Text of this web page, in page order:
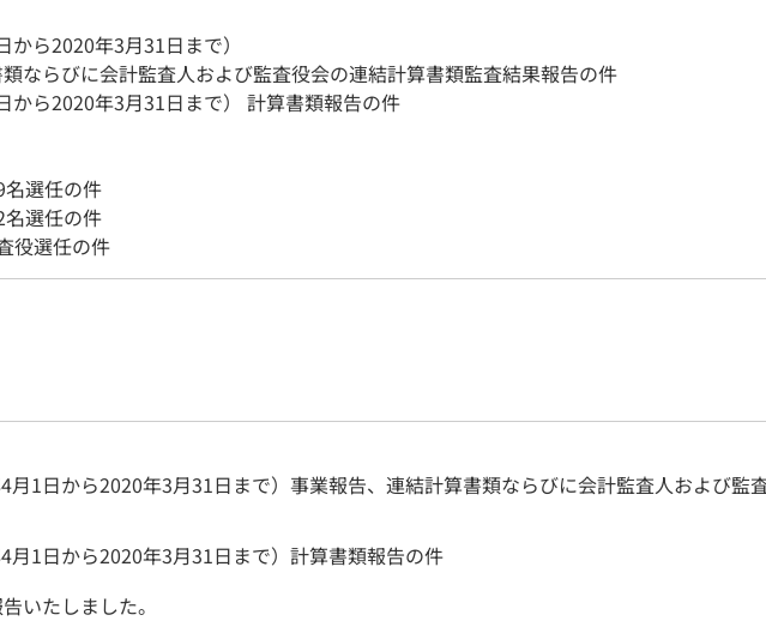
ら2020年3月31日まで）
ならびに会計監査人および監査役会の連結計算書類監査結果報告の件
から2020年3月31日まで） 計算書類報告の件
選任の件
選任の件
選任の件
月1日から2020年3月31日まで）事業報告、連結計算書類ならびに会計監査人および監
月1日から2020年3月31日まで）計算書類報告の件
いたしました。